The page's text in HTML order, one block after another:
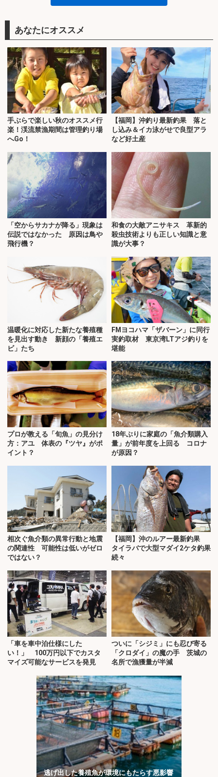
あなたにオススメ
手ぶらで楽しい秋のオススメ行
楽！渓流禁漁期間は管理釣り場
へGo！
【福岡】沖釣り最新釣果 落と
し込み＆イカ泳がせで良型アラ
など好土産
「空からサカナが降る」現象は
伝説ではなかった 原因は鳥や
飛行機？
和食の大敵アニサキス 革新的
殺虫技術よりも正しい知識と意
識が大事？
温暖化に対応した新たな養殖種
を見出す動き 新顔の「養殖エ
ビ」たち
FMヨコハマ「ザバーン」に同行
実釣取材 東京湾LTアジ釣りを
堪能
プロが教える「旬魚」の見分け
方：アユ 体表の『ツヤ』がポ
イント？
18年ぶりに家庭の「魚介類購入
量」が前年度を上回る コロナ
が原因？
相次ぐ魚介類の異常行動と地震
の関連性 可能性は低いがゼロ
ではない？
【福岡】沖のルアー最新釣果
タイラバで大型マダイ2ケタ釣果
続々
「車を車中泊仕様にした
い！」 100万円以下でカスタ
マイズ可能なサービスを発見
ついに「シジミ」にも忍び寄る
「クロダイ」の魔の手 茨城の
名所で漁獲量が半減
逃げ出した養殖魚が環境にもたらす悪影響